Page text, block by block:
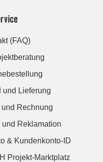
(FAQ)
und Lieferung
Rechnung
Reklamation
& Kundenkonto-ID
Projekt-Marktplatz